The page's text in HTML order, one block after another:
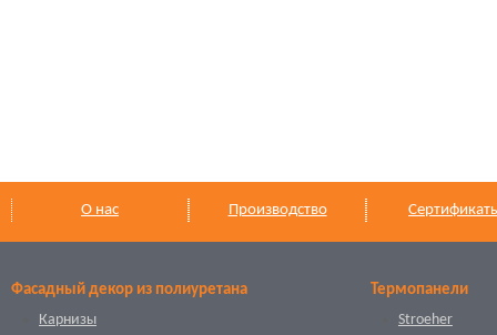
О нас Производство
Фасадный декор из полиуретана
Карнизы
Термопанели
Stroeher